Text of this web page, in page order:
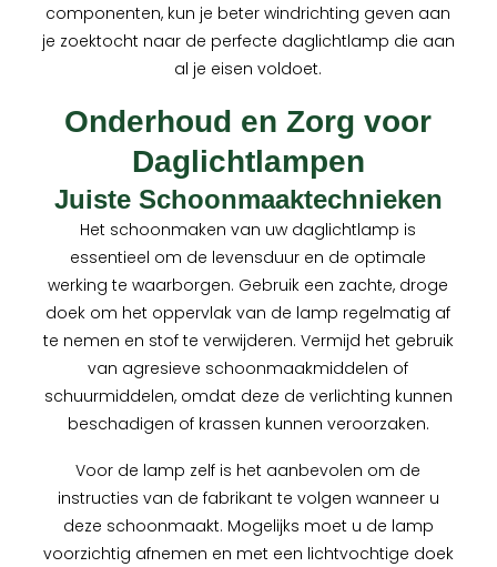
componenten, kun je beter windrichting geven aan
je zoektocht naar de perfecte daglichtlamp die aan
al je eisen voldoet.
Onderhoud en Zorg voor
Daglichtlampen
Juiste Schoonmaaktechnieken
Het schoonmaken van uw daglichtlamp is
essentieel om de levensduur en de optimale
werking te waarborgen. Gebruik een zachte, droge
doek om het oppervlak van de lamp regelmatig af
te nemen en stof te verwijderen. Vermijd het gebruik
van agresieve schoonmaakmiddelen of
schuurmiddelen, omdat deze de verlichting kunnen
beschadigen of krassen kunnen veroorzaken.
Voor de lamp zelf is het aanbevolen om de
instructies van de fabrikant te volgen wanneer u
deze schoonmaakt. Mogelijks moet u de lamp
voorzichtig afnemen en met een lichtvochtige doek